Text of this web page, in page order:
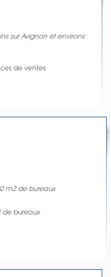
sur Avignon et environs
de ventes
m2 de bureaux
de bureaux